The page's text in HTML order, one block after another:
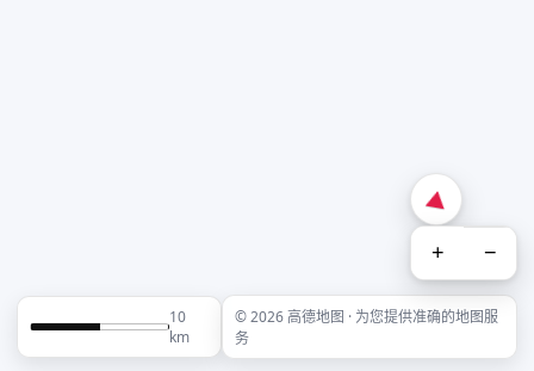
+ −
10
km
© 2026 高德地图 · 为您提供准确的地图服
务